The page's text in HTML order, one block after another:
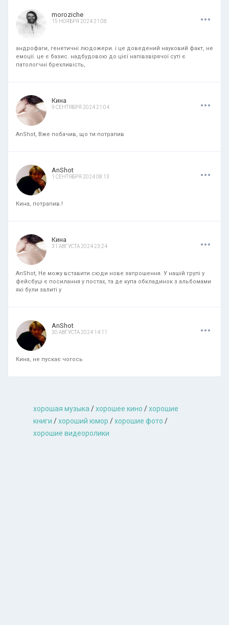
moroziche
15 НОЯБРЯ 2024 21:08 ...
андрофаги, генетичні людожери. і це доведений науковий факт, не
емоції. це є базис. надбудовою до цієї напівзвірячої суті є
патологчні брехливість,
Кина
9 СЕНТЯБРЯ 2024 21:04 ...
AnShot, Вже побачив, що ти потрапив
AnShot
1 СЕНТЯБРЯ 2024 08:13 ...
Кина, потрапив.!
Кина
31 АВГУСТА 2024 23:24 ...
AnShot, Не можу вставити сюди нове запрошення. У нашій групі у
фейсбуці є посилання у постах, та де купа обкладинок з альбомами
які були залиті у
AnShot
30 АВГУСТА 2024 14:11 ...
Кина, не пускає чогось
хорошая музыкa /хорошее кино /хорошие
книги /хороший юмор /хорошие фото /
хорошие видеоролики